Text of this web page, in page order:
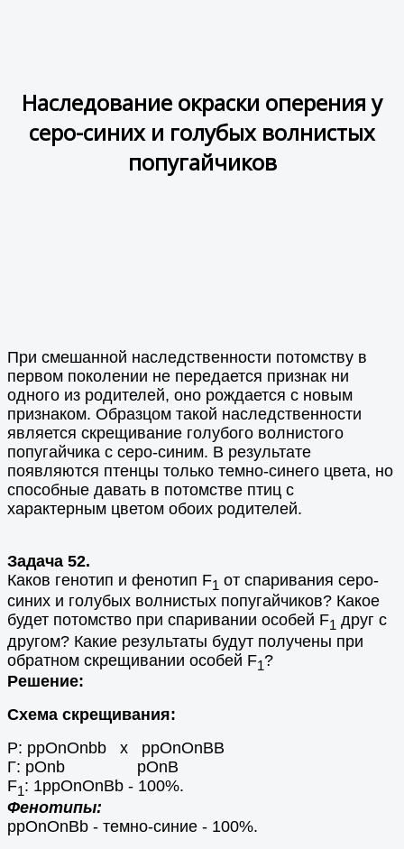
Наследование окраски оперения у
серо-синих и голубых волнистых
попугайчиков
При смешанной наследственности потомству в
первом поколении не передается признак ни
одного из родителей, оно рождается с новым
признаком. Образцом такой наследственности
является скрещивание голубого волнистого
попугайчика с серо-синим. В результате
появляются птенцы только темно-синего цвета, но
способные давать в потомстве птиц с
характерным цветом обоих родителей.
Задача 52.
Каков генотип и фенотип F1 от спаривания серо-
синих и голубых волнистых попугайчиков? Какое
будет потомство при спаривании особей F1 друг с
другом? Какие результаты будут получены при
обратном скрещивании особей F1?
Решение:
Схема скрещивания:
Р: ppOnOnbb х ppOnOnBB
Г: pOnb pOnВ
F1: 1ppOnOnBb - 100%.
Фенотипы:
ppOnOnBb - темно-синие - 100%.